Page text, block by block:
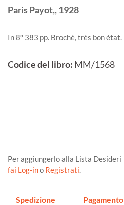
ParisPayot,,1928
In 8° 383 pp. Broché, trés bon état.
Codice del libro: MM/1568
Per aggiungerlo alla Lista Desideri
fai Log-ino Registrati.
Spedizione Pagamento